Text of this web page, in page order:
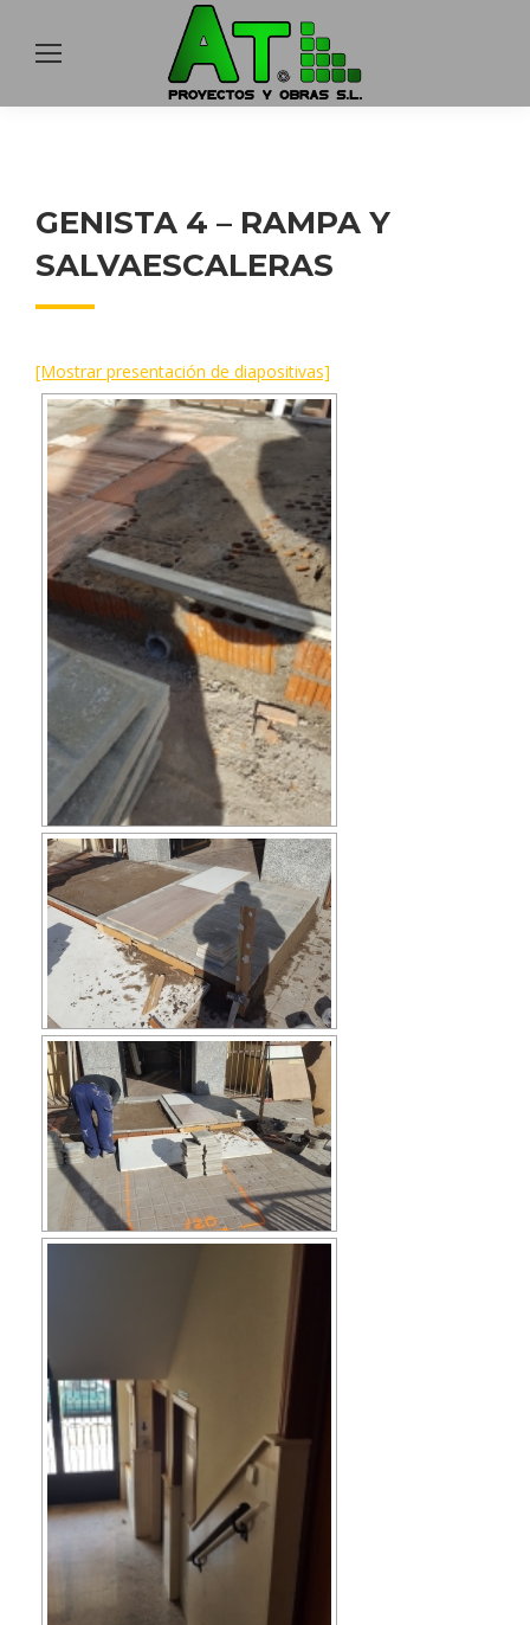
GENISTA 4 – RAMPA Y
SALVAESCALERAS
[Mostrar presentación de diapositivas]